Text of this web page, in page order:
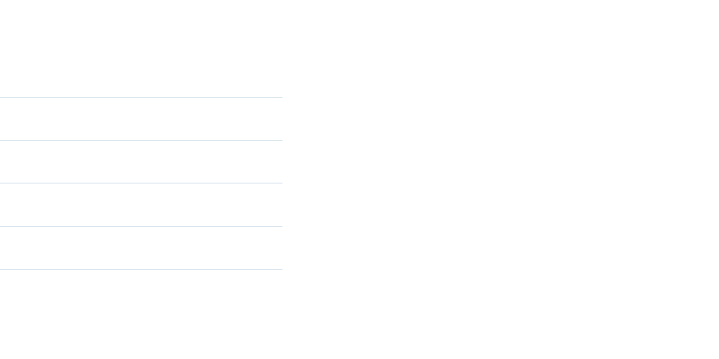
с куриным филе и сливочным
копчения, фаршированные скумбрией яйца);
морковь по-корейски, огурцы